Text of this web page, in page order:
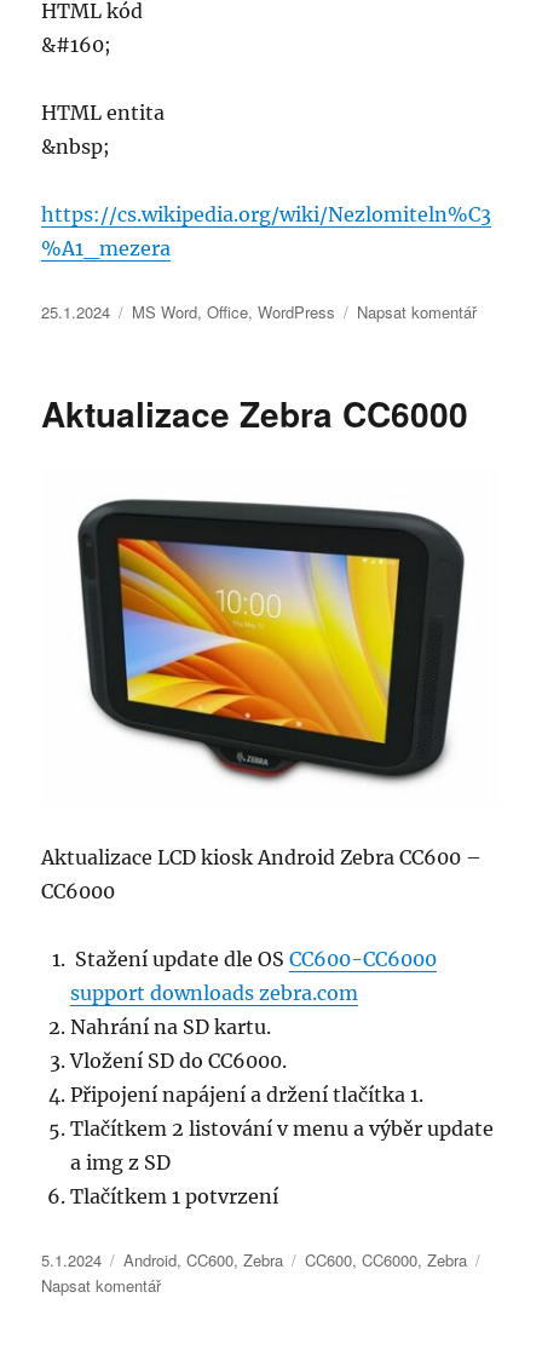
HTML kód
&#160;
HTML entita
&nbsp;
https://cs.wikipedia.org/wiki/Nezlomiteln%C3
%A1_mezera
Publikováno:
25.1.2024 Rubriky:
MS Word,Office,WordPress Napsat komentářpro
Aktualizace Zebra CC6000
Aktualizace LCD kiosk Android Zebra CC600 –
CC6000
Stažení update dle OSCC600-CC6000
support downloads zebra.com
Nahrání na SD kartu.
Vložení SD do CC6000.
Připojení napájení a držení tlačítka 1.
Tlačítkem 2 listování v menu a výběr update
a img z SD
Tlačítkem 1 potvrzení
Publikováno:
5.1.2024 Rubriky:
Android,CC600,Zebra Štítky:
CC600,CC6000,Zebra
Napsat komentářpro